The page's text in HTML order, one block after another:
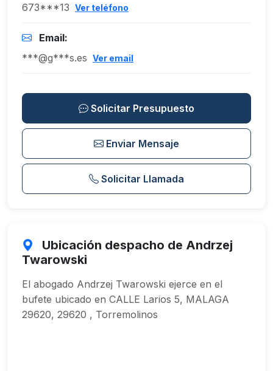
673***13 Ver teléfono
Email:
***@g***s.es Ver email
Solicitar Presupuesto
Enviar Mensaje
Solicitar Llamada
Ubicación despacho de Andrzej
Twarowski
El abogado Andrzej Twarowski ejerce en el
bufete ubicado en CALLE Larios 5, MALAGA
29620, 29620 , Torremolinos